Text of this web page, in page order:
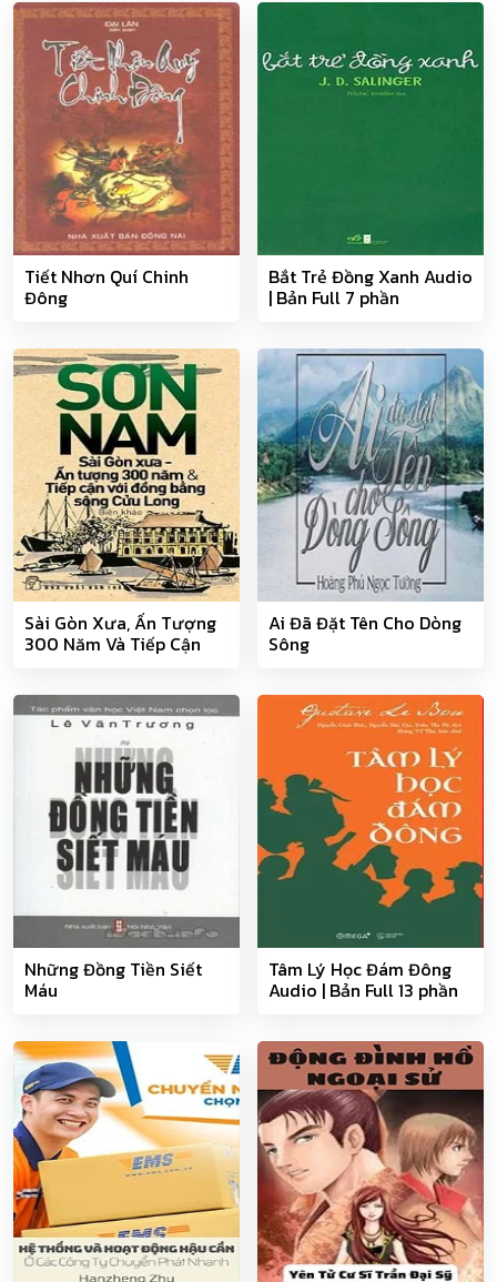
Tiết Nhơn Quí Chinh
Đông
Bắt Trẻ Đồng Xanh Audio
| Bản Full 7 phần
Sài Gòn Xưa, Ấn Tượng
300 Năm Và Tiếp Cận
Ai Đã Đặt Tên Cho Dòng
Sông
Những Đồng Tiền Siết
Máu
Tâm Lý Học Đám Đông
Audio | Bản Full 13 phần